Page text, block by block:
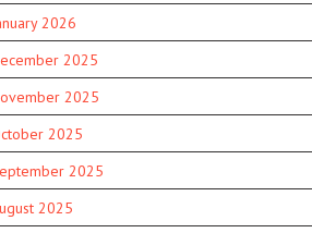
2026
2025
2025
2025
2025
2025